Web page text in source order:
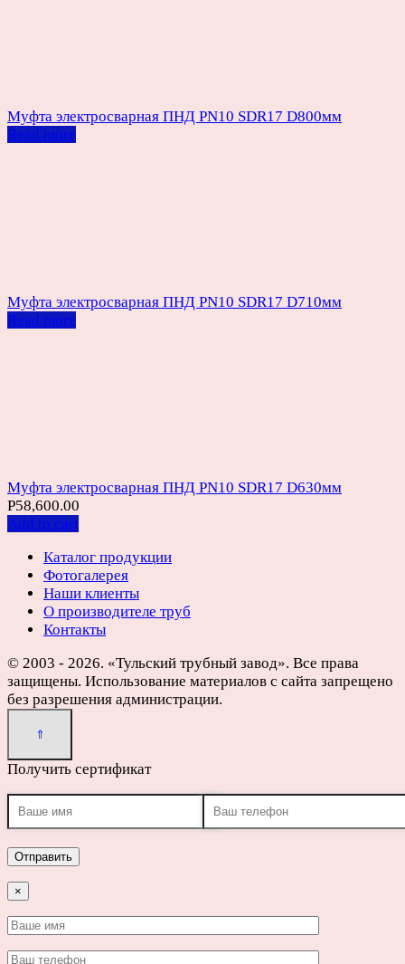
Муфта электросварная ПНД PN10 SDR17 D800мм
Read more
Муфта электросварная ПНД PN10 SDR17 D710мм
Read more
Муфта электросварная ПНД PN10 SDR17 D630мм
Р58,600.00
Add to cart
Каталог продукции
Фотогалерея
Наши клиенты
О производителе труб
Контакты
© 2003 - 2026. «Тульский трубный завод». Все права
защищены. Использование материалов с сайта запрещено
без разрешения администрации.
Получить сертификат
×